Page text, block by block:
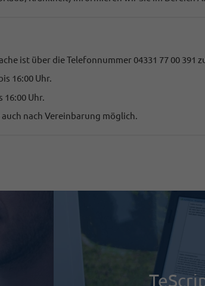
ist über die Telefonnummer 04331 77 00 391
16:00 Uhr.
Uhr.
nach Vereinbarung möglich.